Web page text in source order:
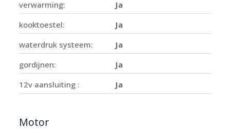
verwarming:
Ja
kooktoestel:
Ja
waterdruk systeem:
Ja
gordijnen:
Ja
12v aansluiting :
Ja
Motor